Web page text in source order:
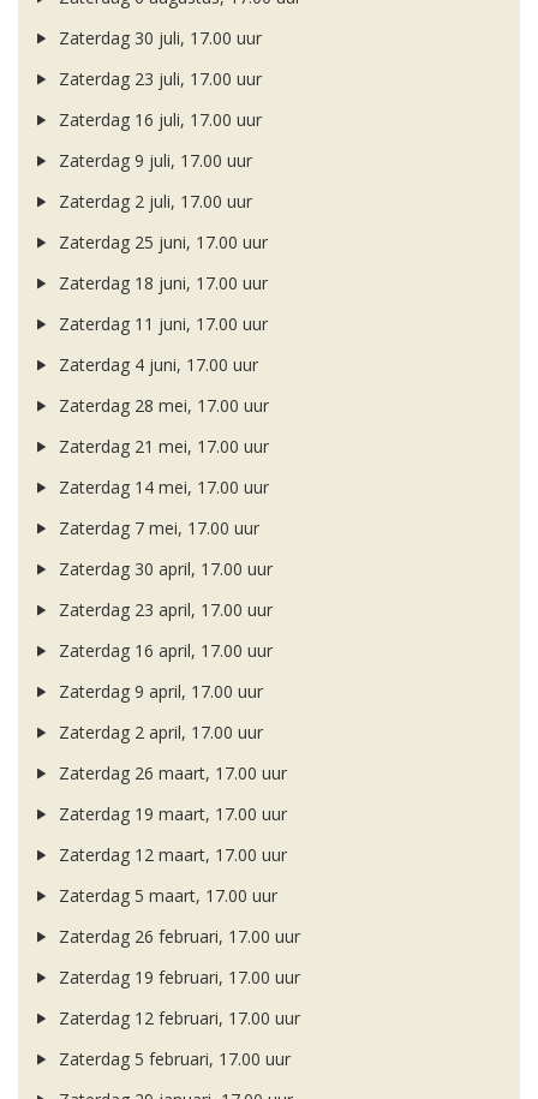
Zaterdag 30 juli, 17.00 uur
Zaterdag 23 juli, 17.00 uur
Zaterdag 16 juli, 17.00 uur
Zaterdag 9 juli, 17.00 uur
Zaterdag 2 juli, 17.00 uur
Zaterdag 25 juni, 17.00 uur
Zaterdag 18 juni, 17.00 uur
Zaterdag 11 juni, 17.00 uur
Zaterdag 4 juni, 17.00 uur
Zaterdag 28 mei, 17.00 uur
Zaterdag 21 mei, 17.00 uur
Zaterdag 14 mei, 17.00 uur
Zaterdag 7 mei, 17.00 uur
Zaterdag 30 april, 17.00 uur
Zaterdag 23 april, 17.00 uur
Zaterdag 16 april, 17.00 uur
Zaterdag 9 april, 17.00 uur
Zaterdag 2 april, 17.00 uur
Zaterdag 26 maart, 17.00 uur
Zaterdag 19 maart, 17.00 uur
Zaterdag 12 maart, 17.00 uur
Zaterdag 5 maart, 17.00 uur
Zaterdag 26 februari, 17.00 uur
Zaterdag 19 februari, 17.00 uur
Zaterdag 12 februari, 17.00 uur
Zaterdag 5 februari, 17.00 uur